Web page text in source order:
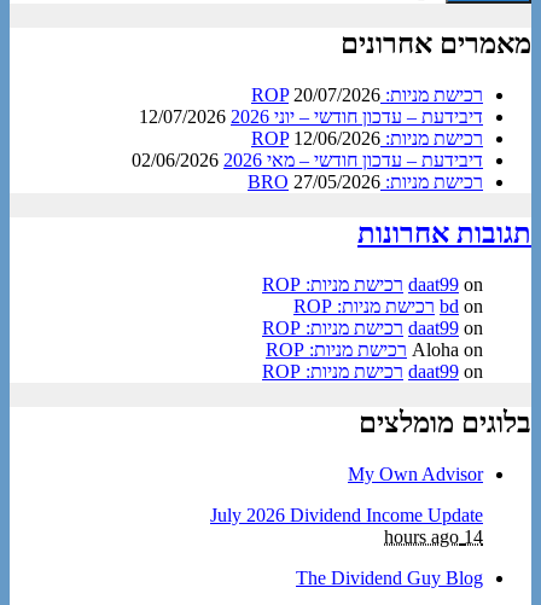
מאמרים אחרונים
רכישת מניות: ROP 20/07/2026
דיבידעת – עדכון חודשי – יוני 2026
12/07/2026
רכישת מניות: ROP 12/06/2026
דיבידעת – עדכון חודשי – מאי 2026
02/06/2026
רכישת מניות: BRO 27/05/2026
תגובות אחרונות
daat99 on
רכישת מניות: ROP
bd on
רכישת מניות: ROP
daat99 on
רכישת מניות: ROP
Aloha on
רכישת מניות: ROP
daat99 on רכישת מניות: ROP
בלוגים מומלצים
My Own Advisor
July 2026 Dividend Income Update
14 hours ago
The Dividend Guy Blog